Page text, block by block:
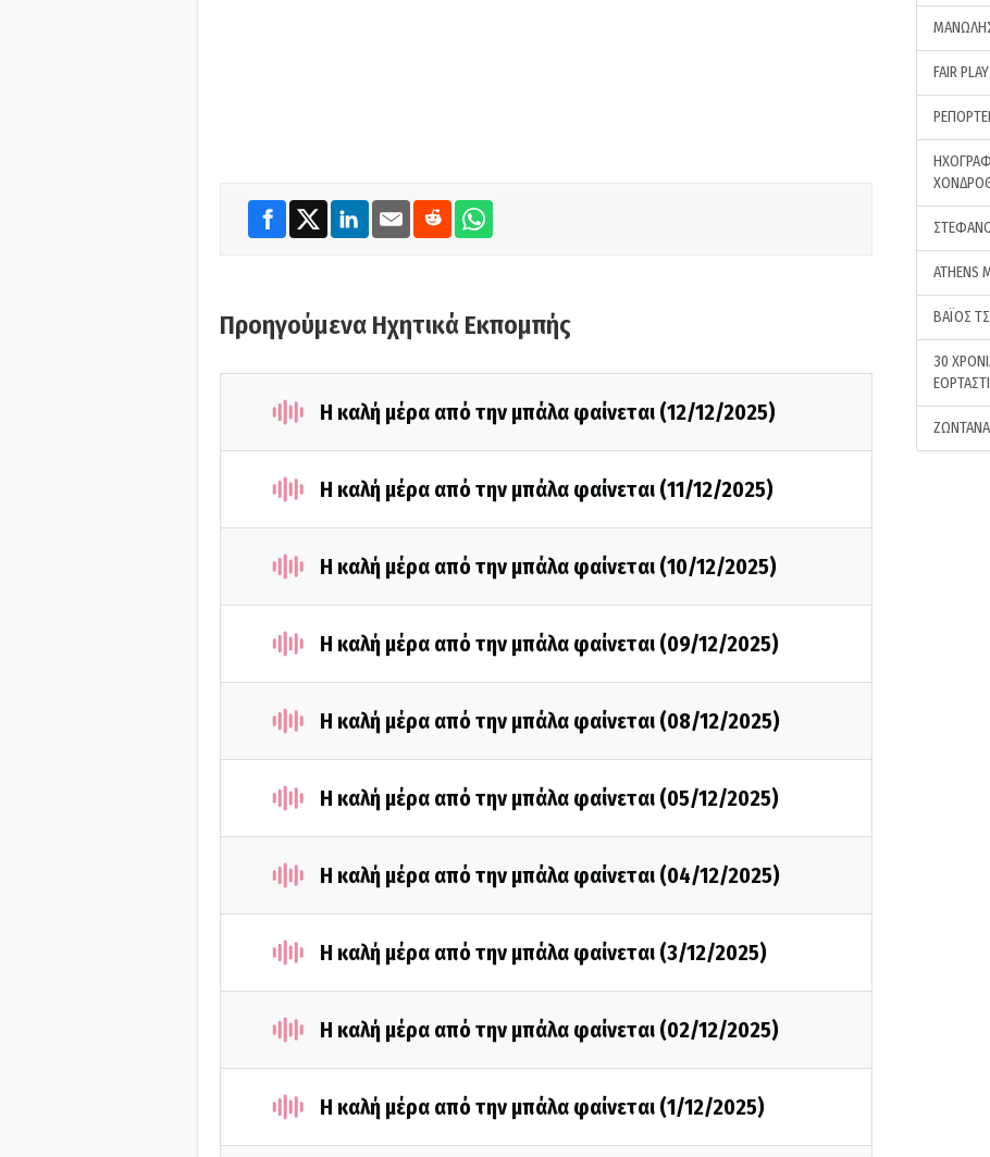
Προηγούμενα Ηχητικά Εκπομπής
Η καλή μέρα από την μπάλα φαίνεται (12/12/2025)
Η καλή μέρα από την μπάλα φαίνεται (11/12/2025)
Η καλή μέρα από την μπάλα φαίνεται (10/12/2025)
Η καλή μέρα από την μπάλα φαίνεται (09/12/2025)
Η καλή μέρα από την μπάλα φαίνεται (08/12/2025)
Η καλή μέρα από την μπάλα φαίνεται (05/12/2025)
Η καλή μέρα από την μπάλα φαίνεται (04/12/2025)
Η καλή μέρα από την μπάλα φαίνεται (3/12/2025)
Η καλή μέρα από την μπάλα φαίνεται (02/12/2025)
Η καλή μέρα από την μπάλα φαίνεται (1/12/2025)
FAIR PLAY
ATHENS
ΒΑΪΟΣ
30
ΖΩΝΤΑΝΑ